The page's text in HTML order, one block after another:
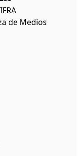
de Medios